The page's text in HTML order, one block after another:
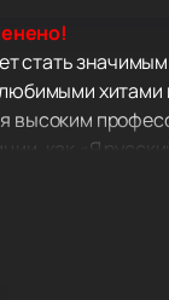
высоким
как «Я